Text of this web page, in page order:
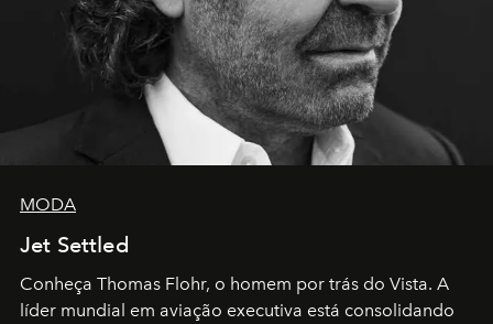
MODA
Jet Settled
Conheça Thomas Flohr, o homem por trás do Vista. A
líder mundial em aviação executiva está consolidando